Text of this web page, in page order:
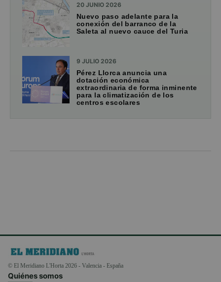
20 JUNIO 2026
Nuevo paso adelante para la
conexión del barranco de la
Saleta al nuevo cauce del Turia
9 JULIO 2026
Pérez Llorca anuncia una
dotación económica
extraordinaria de forma inminente
para la climatización de los
centros escolares
© El Meridiano L'Horta 2026 - Valencia - España
Quiénes somos